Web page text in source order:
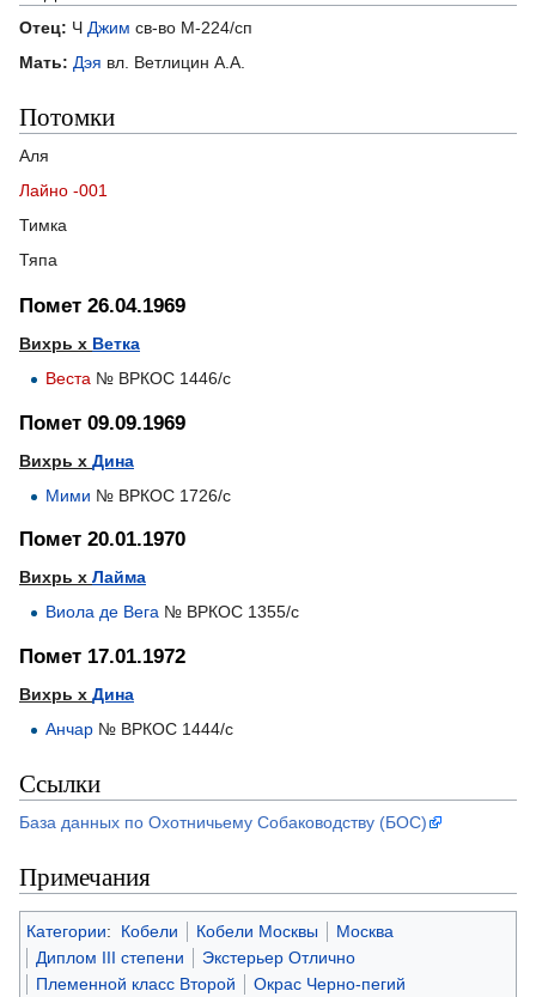
Отец: Ч Джим св-во М-224/сп
Мать: Дэя вл. Ветлицин А.А.
Потомки
Аля
Лайно -001
Тимка
Тяпа
Помет 26.04.1969
Вихрь х Ветка
Веста № ВРКОС 1446/с
Помет 09.09.1969
Вихрь х Дина
Мими № ВРКОС 1726/с
Помет 20.01.1970
Вихрь х Лайма
Виола де Вега № ВРКОС 1355/с
Помет 17.01.1972
Вихрь х Дина
Анчар № ВРКОС 1444/с
Ссылки
База данных по Охотничьему Собаководству (БОС)
Примечания
Категории: Кобели Кобели Москвы
Москва
Диплом III степени
Экстерьер Отлично
Племенной класс Второй
Окрас Черно-пегий